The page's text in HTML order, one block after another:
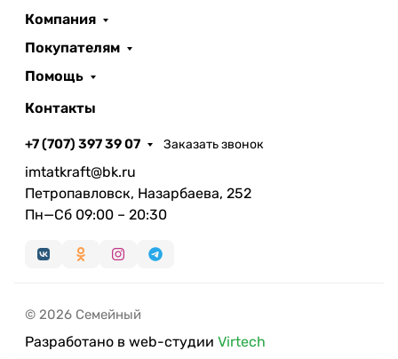
Компания
Покупателям
Помощь
Контакты
+7 (707) 397 39 07 Заказать звонок
imtatkraft@bk.ru
Петропавловск, Назарбаева, 252
Пн—Сб 09:00 – 20:30
© 2026 Семейный
Разработано в web-студии Virtech